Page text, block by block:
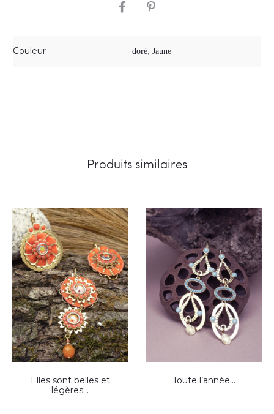
SHARE
Couleur doré, Jaune
Produits similaires
Elles sont belles et
légères…
Toute l’année…